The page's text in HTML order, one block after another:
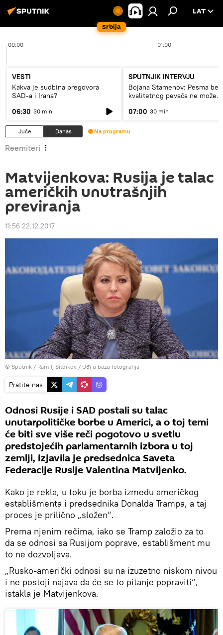
Srbija
LAT
00:00 01:00
VESTI
Kakva je sudbina pregovora
SAD-a i Irana?
06:30 30 min
SPUTNJIK INTERVJU
Bojana Stamenov: Pesma bez
kvalitetnog pevača ne može
07:00 30 min
Juče Danas Na programu
Reemiteri
Matvijenkova: Rusija je talac
američkih unutrašnjih
previranja
11:56 22.12.2017
© Sputnik / Ramilj Sitdikov / Uđi u bazu fotografija
Pratite nas
Odnosi Rusije i SAD postali su talac
unutarpolitičke borbe u Americi, a o toj temi
će biti sve više reči pogotovo u svetlu
predstojećih parlamentarnih izbora u toj
zemlji, izjavila je predsednica Saveta
Federacije Rusije Valentina Matvijenko.
Kako je rekla, u toku je borba između američkog
establišmenta i predsednika Donalda Trampa, a taj
proces je prilično „složen“.
Prema njenim rečima, iako se Tramp založio za to
da se odnosi sa Rusijom poprave, establišment mu
to ne dozvoljava.
„Rusko-američki odnosi su na izuzetno niskom nivou
i ne postoji najava da će se to pitanje popraviti“,
istakla je Matvijenkova.